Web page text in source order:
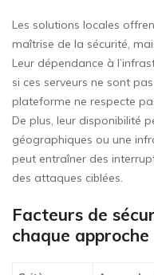
Les solutions locales
maîtrise de la sécurité,
Leur dépendance à
si ces serveurs ne sont
plateforme ne respecte
De plus, leur disponibilité
géographiques ou une
peut entraîner des
des attaques ciblées.
Facteurs de
chaque approche